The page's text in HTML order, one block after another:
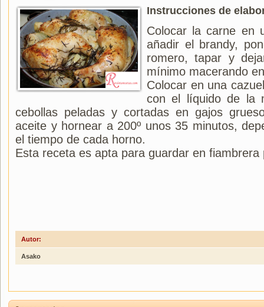
Instrucciones de
Colocar la carne en
añadir el brandy,
romero, tapar y
mínimo macerando
Colocar en una
con el líquido de la
cebollas peladas y cortadas en gajos
aceite y hornear a 200º unos 35 minutos,
el tiempo de cada horno.
Esta receta es apta para guardar en
Autor:
Asako